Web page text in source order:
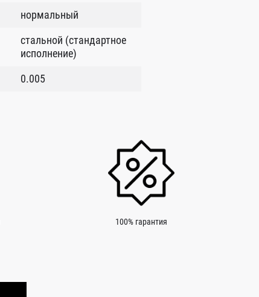
нормальный
стальной (стандартное
исполнение)
0.005
100% гарантия